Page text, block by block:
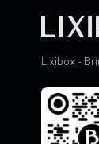
Lixibox -